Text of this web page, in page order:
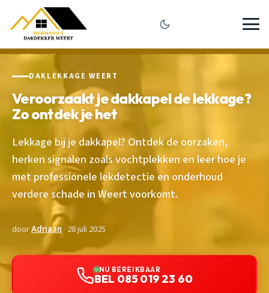
DAKLEKKAGE WEERT
Veroorzaakt je dakkapel de lekkage?
Zo ontdek je het
Lekkage bij je dakkapel? Ontdek de oorzaken,
herken signalen zoals vochtplekken en leer hoe je
met professionele lekdetectie en onderhoud
verdere schade in Weert voorkomt.
doorAdriaan · 28 juli 2025
NU BEREIKBAAR
BEL 085 019 23 60